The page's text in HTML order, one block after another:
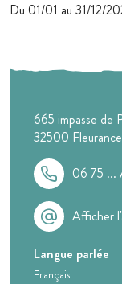
Du 01/01 au 31/12/
665 impasse de
32500 Fleurance
06 75 ...
Afficher
Langue parlée
Français